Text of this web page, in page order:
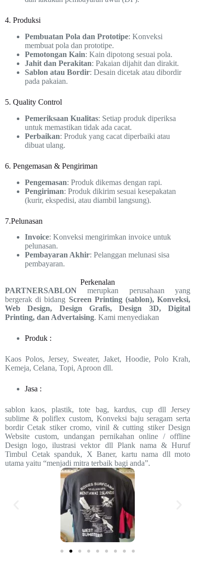
4. Produksi
Pembuatan Pola dan Prototipe: Konveksi
membuat pola dan prototipe.
Pemotongan Kain: Kain dipotong sesuai pola.
Jahit dan Perakitan: Pakaian dijahit dan dirakit.
Sablon atau Bordir: Desain dicetak atau dibordir
pada pakaian.
5. Quality Control
Pemeriksaan Kualitas: Setiap produk diperiksa
untuk memastikan tidak ada cacat.
Perbaikan: Produk yang cacat diperbaiki atau
dibuat ulang.
6. Pengemasan & Pengiriman
Pengemasan: Produk dikemas dengan rapi.
Pengiriman: Produk dikirim sesuai kesepakatan
(kurir, ekspedisi, atau diambil langsung).
7.Pelunasan
Invoice: Konveksi mengirimkan invoice untuk
pelunasan.
Pembayaran Akhir: Pelanggan melunasi sisa
pembayaran.
Perkenalan
PARTNERSABLON merupkan perusahaan yang
bergerak di bidang Screen Printing (sablon), Konveksi,
Web Design, Design Grafis, Design 3D, Digital
Printing, dan Advertaising. Kami menyediakan
Produk :
Kaos Polos, Jersey, Sweater, Jaket, Hoodie, Polo Krah,
Kemeja, Celana, Topi, Aproon dll.
Jasa :
sablon kaos, plastik, tote bag, kardus, cup dll Jersey
sublime & poliflex custom, Konveksi baju seragam serta
bordir Cetak stiker cromo, vinil & cutting stiker Design
Website custom, undangan pernikahan online / offline
Design logo, ilustrasi vektor dll Plank nama & Huruf
Timbul Cetak spanduk, X Baner, kartu nama dll moto
utama yaitu “menjadi mitra terbaik bagi anda”.